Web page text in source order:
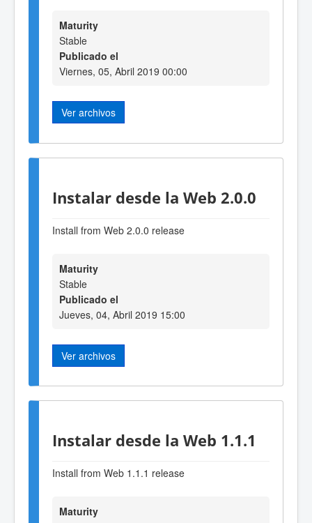
Maturity
Stable
Publicado el
Viernes, 05, Abril 2019 00:00
Ver archivos
Instalar desde la Web 2.0.0
Install from Web 2.0.0 release
Maturity
Stable
Publicado el
Jueves, 04, Abril 2019 15:00
Ver archivos
Instalar desde la Web 1.1.1
Install from Web 1.1.1 release
Maturity